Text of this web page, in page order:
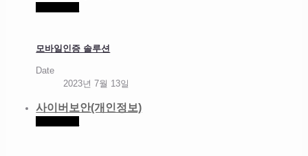
모바일인증 솔루션
Date
2023년 7월 13일
사이버보안(개인정보)